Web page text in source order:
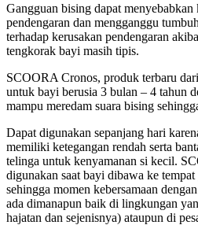
Gangguan bising dapat menyebabkan
pendengaran dan mengganggu
terhadap kerusakan pendengaran
tengkorak bayi masih tipis.
SCOORA Cronos, produk terbaru
untuk bayi berusia 3 bulan – 4 tahun
mampu meredam suara bising
Dapat digunakan sepanjang hari
memiliki ketegangan rendah serta
telinga untuk kenyamanan si kecil.
digunakan saat bayi dibawa ke
sehingga momen kebersamaan
ada dimanapun baik di lingkungan
hajatan dan sejenisnya) ataupun di